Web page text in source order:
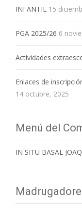
INFANTIL 15
PGA 2025/26 6
Actividades
Enlaces de
14 octubre, 2025
Menú del
IN SITU BASAL